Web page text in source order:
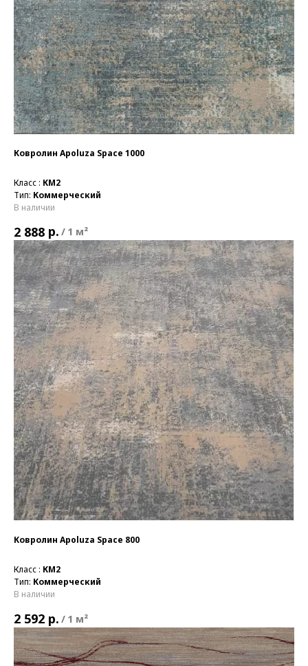
Ковролин Apoluza Space 1000
Класс : КМ2
Тип: Коммерческий
В наличии
2 888 р. / 1 м²
Ковролин Apoluza Space 800
Класс : КМ2
Тип: Коммерческий
В наличии
2 592 р. / 1 м²